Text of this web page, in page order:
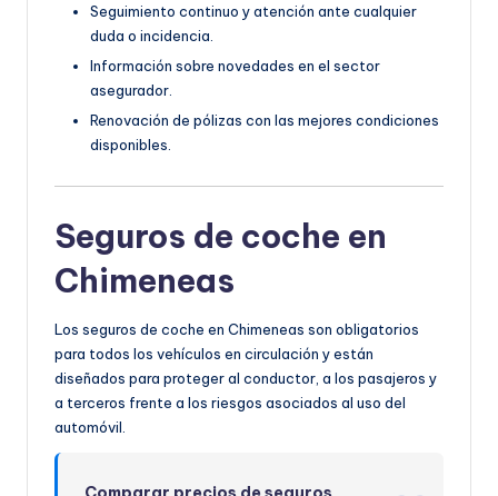
Seguimiento continuo y atención ante cualquier
duda o incidencia.
Información sobre novedades en el sector
asegurador.
Renovación de pólizas con las mejores condiciones
disponibles.
Seguros de coche en
Chimeneas
Los seguros de coche en Chimeneas son obligatorios
para todos los vehículos en circulación y están
diseñados para proteger al conductor, a los pasajeros y
a terceros frente a los riesgos asociados al uso del
automóvil.